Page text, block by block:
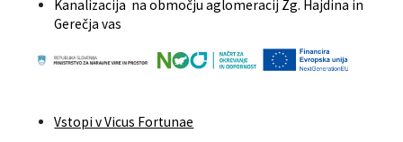
Kanalizacija na območju aglomeracij Zg. Hajdina in
Gerečja vas
Vstopi v Vicus Fortunae